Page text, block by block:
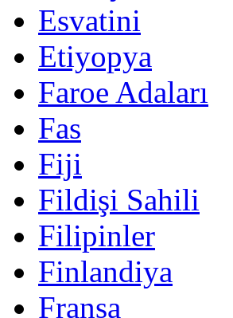
Esvatini
Etiyopya
Faroe Adaları
Fas
Fiji
Fildişi Sahili
Filipinler
Finlandiya
Fransa